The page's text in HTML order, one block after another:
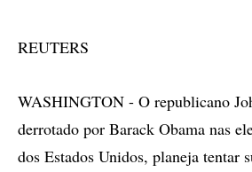
REUTERS
WASHINGTON - O republicano
derrotado por Barack Obama nas
dos Estados Unidos, planeja tentar